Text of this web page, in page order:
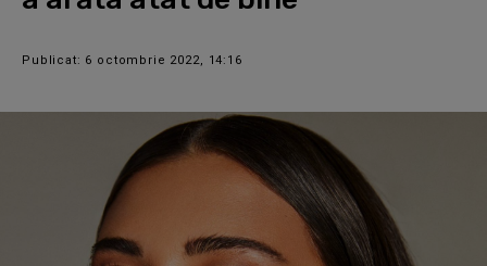
Publicat: 6 octombrie 2022, 14:16